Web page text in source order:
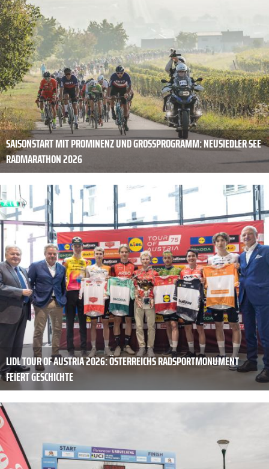
SAISONSTART MIT PROMINENZ UND GROSSPROGRAMM: NEUSIEDLER SEE R
ADMARATHON 2026
LIDL TOUR OF AUSTRIA 2026: ÖSTERREICHS RADSPORTMONUMENT
FEIERT GESCHICHTE